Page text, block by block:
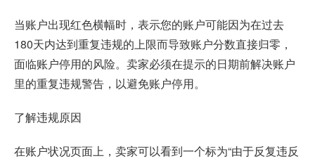
当账户出现红色横幅时，表示您的账户可能因为在过去
180天内达到重复违规的上限而导致账户分数直接归零，
面临账户停用的风险。卖家必须在提示的日期前解决账户
里的重复违规警告，以避免账户停用。
了解违规原因
在账户状况页面上，卖家可以看到一个标为“由于反复违反